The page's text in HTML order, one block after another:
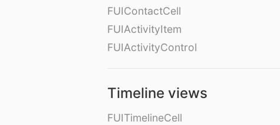
FUIContactCell
FUIActivityItem
FUIActivityControl
Timeline views
FUITimelineCell